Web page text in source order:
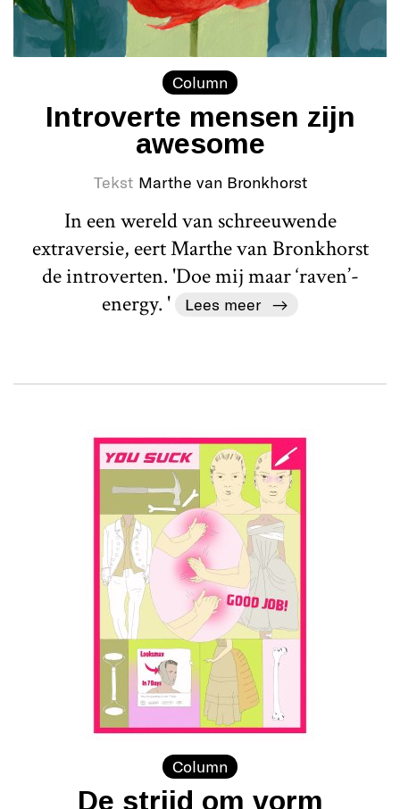
Column
Introverte mensen zijn
awesome
Tekst Marthe van Bronkhorst
In een wereld van schreeuwende
extraversie, eert Marthe van Bronkhorst
de introverten. 'Doe mij maar ‘raven’-
energy. '
Lees meer
Column
De strijd om vorm